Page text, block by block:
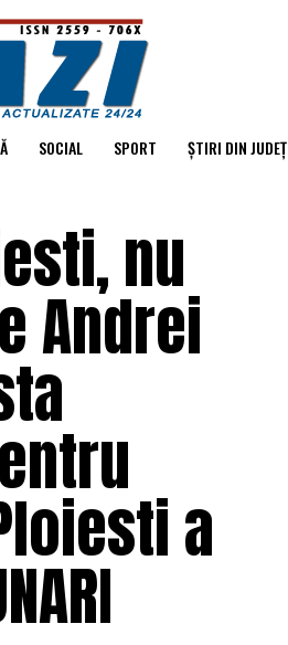
SOCIAL SPORT ȘTIRI DIN JUDEȚ
nu
Andrei
a